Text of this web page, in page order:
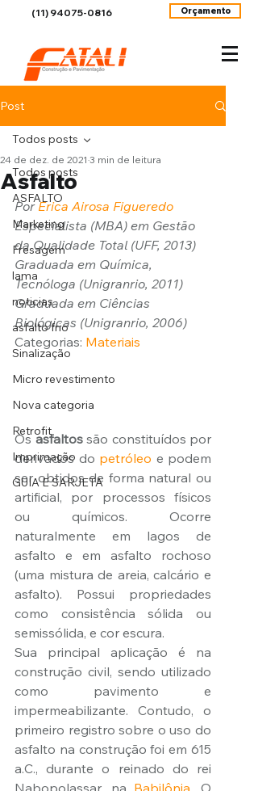
(11) 94075-0816 Orçamento
Post
Todos posts
ASFALTO
Marketing
Fresagem
lama
noticias
asfalto frio
Sinalização
Micro revestimento
Nova categoria
Retrofit
Imprimação
GUIA E SARJETA
Todos posts
Asfalto
24 de dez. de 2021 3 min de leitura
Por Erica Airosa Figueredo
Especialista (MBA) em Gestão
da Qualidade Total (UFF, 2013)
Graduada em Química,
Tecnóloga (Unigranrio, 2011)
Graduada em Ciências
Biológicas (Unigranrio, 2006)
Categorias: Materiais
Os asfaltos são constituídos por
derivados do petróleo e podem
ser obtidos de forma natural ou
artificial, por processos físicos
ou químicos. Ocorre
naturalmente em lagos de
asfalto e em asfalto rochoso
(uma mistura de areia, calcário e
asfalto). Possui propriedades
como consistência sólida ou
semissólida, e cor escura.
Sua principal aplicação é na
construção civil, sendo utilizado
como pavimento e
impermeabilizante. Contudo, o
primeiro registro sobre o uso do
asfalto na construção foi em 615
a.C., durante o reinado do rei
Nabopolassar, na Babilônia. O